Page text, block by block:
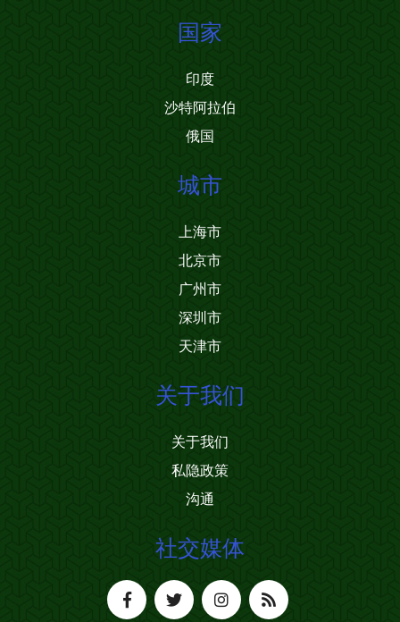
国家
印度
沙特阿拉伯
俄国
城市
上海市
北京市
广州市
深圳市
天津市
关于我们
关于我们
私隐政策
沟通
社交媒体